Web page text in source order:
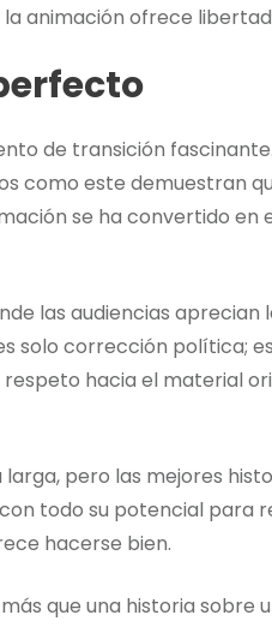
animación ofrece
de transición
como este demuestran
se ha convertido
las audiencias
solo corrección política;
hacia el material
larga, pero las mejores
todo su potencial
hacerse bien.
que una historia sobre